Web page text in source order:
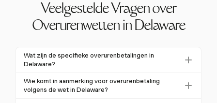
Veelgestelde Vragen over
Overurenwetten in Delaware
Wat zijn de specifieke overurenbetalingen in
Delaware?
In Delaware wordt de overurenbetaling berekend op
1,5 keer het reguliere uurloon van een werknemer
Wie komt in aanmerking voor overurenbetaling
volgens de wet in Delaware?